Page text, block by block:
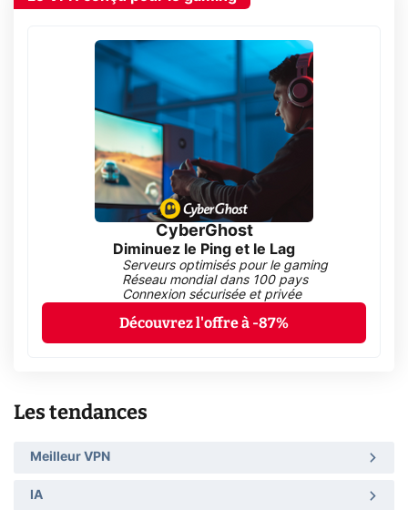
CyberGhost
Diminuez le Ping et le Lag
Serveurs optimisés pour le gaming
Réseau mondial dans 100 pays
Connexion sécurisée et privée
Découvrez l'offre à -87%
Les tendances
Meilleur VPN
IA